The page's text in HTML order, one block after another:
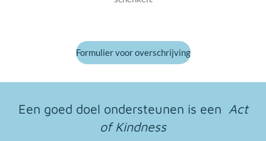
Formulier voor overschrijving
Een goed doel ondersteunen is een Act
of Kindness